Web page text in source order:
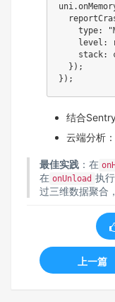
type:
level:
stack:
  });
结合
云端分析
最佳实践：在
在 onUnload 执
过三维数据聚合
上一篇